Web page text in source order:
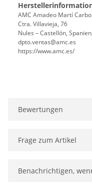
AMC Amadeo Martí
Ctra. Villavieja, 76
Nules – Castellón,
dpto.ventas@amc.es
https://www.amc.es/
Bewertungen
Frage zum Artikel
Benachrichtigen,